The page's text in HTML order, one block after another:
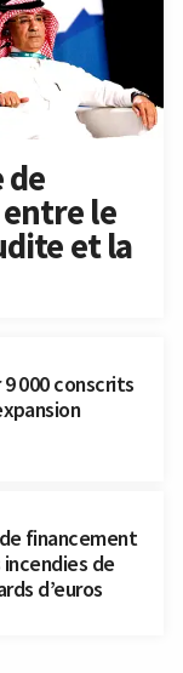
de
entre le
et la
000 conscrits
de financement
de
d’euros